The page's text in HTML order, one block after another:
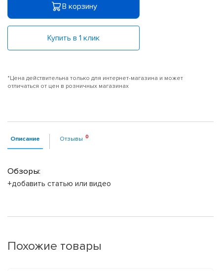
В корзину
Купить в 1 клик
*Цена действительна только для интернет-магазина и может
отличаться от цен в розничных магазинах
Описание Отзывы
Обзоры:
+добавить статью или видео
Похожие товары